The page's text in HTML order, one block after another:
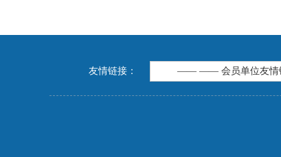
友情链接： —— —— 会员单位友